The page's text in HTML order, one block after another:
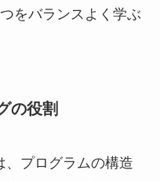
をバランスよく学ぶ
の役割
、プログラムの構造